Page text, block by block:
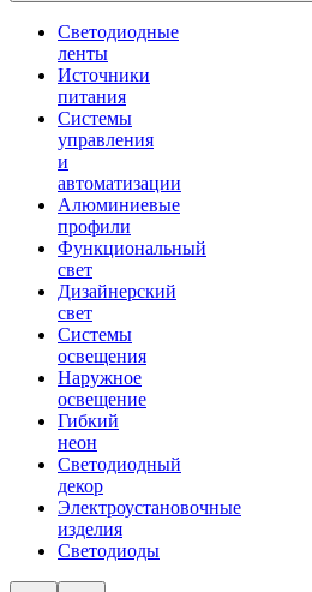
Светодиодные
ленты
Источники
питания
Системы
управления
и
автоматизации
Алюминиевые
профили
Функциональный
свет
Дизайнерский
свет
Системы
освещения
Наружное
освещение
Гибкий
неон
Светодиодный
декор
Электроустановочные
изделия
Светодиоды